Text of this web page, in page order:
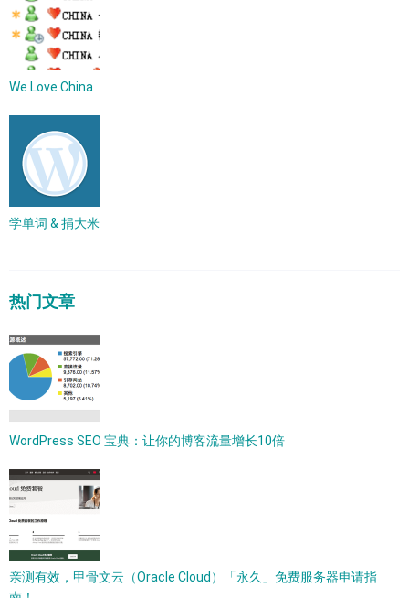
We Love China
学单词 & 捐大米
热门文章
WordPress SEO 宝典：让你的博客流量增长10倍
亲测有效，甲骨文云（Oracle Cloud）「永久」免费服务器申请指